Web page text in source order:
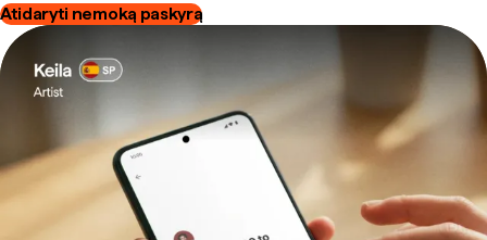
Atidaryti nemoką paskyrą